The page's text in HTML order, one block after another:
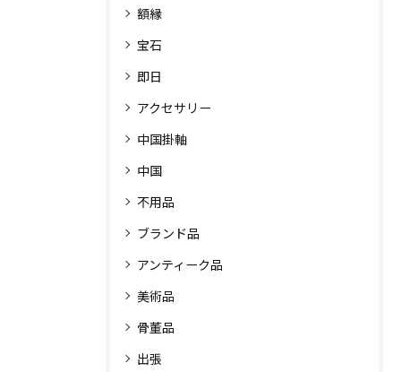
額縁
宝石
即日
アクセサリー
中国掛軸
中国
不用品
ブランド品
アンティーク品
美術品
骨董品
出張